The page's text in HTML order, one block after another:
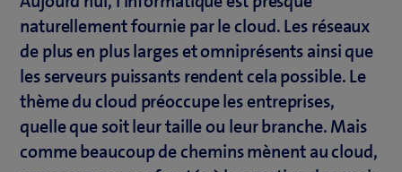
naturellement fournie par le cloud. Les réseaux
de plus en plus larges et omniprésents ainsi que
les serveurs puissants rendent cela possible. Le
thème du cloud préoccupe les entreprises,
quelle que soit leur taille ou leur branche. Mais
comme beaucoup de chemins mènent au cloud,